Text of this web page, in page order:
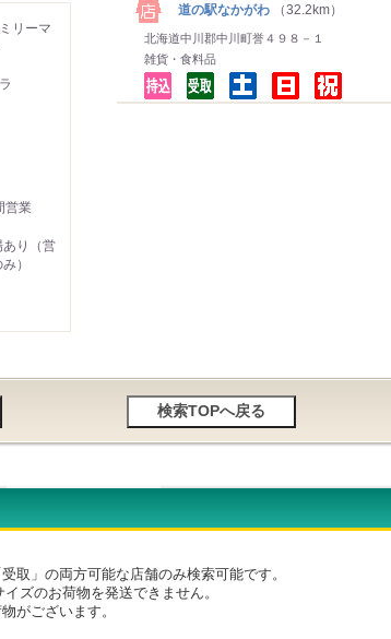
道の駅なかがわ （32.2km）
北海道中川郡中川町誉４９８－１
雑貨・食料品
リーマ
営業
あり（営
）
取」の両方可能な店舗のみ検索可能です。
のお荷物を発送できません。
ございます。